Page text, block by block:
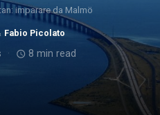
imparare da Malmö
Fabio Picolato
access_time 8 min read